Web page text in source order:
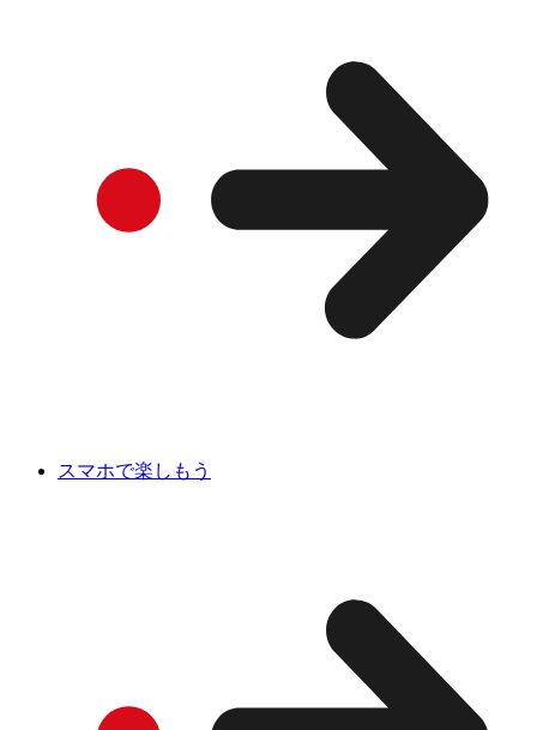
スマホで楽しもう